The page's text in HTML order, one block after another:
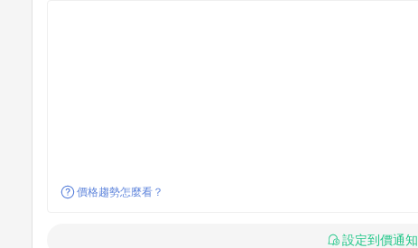
價格趨勢怎麼看？
設定到價通知